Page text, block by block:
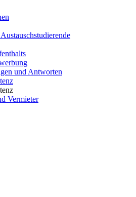
und Antworten
Vermieter